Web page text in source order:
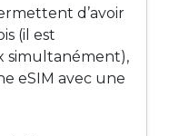
d’avoir
(il est
simultanément),
eSIM avec une